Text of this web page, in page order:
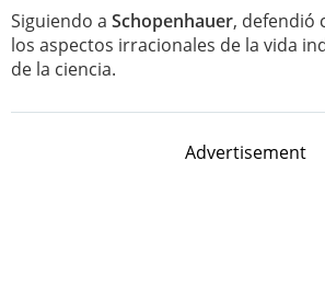
Siguiendo a Schopenhauer, defendió
los aspectos irracionales de la vida
de la ciencia.
Advertisement